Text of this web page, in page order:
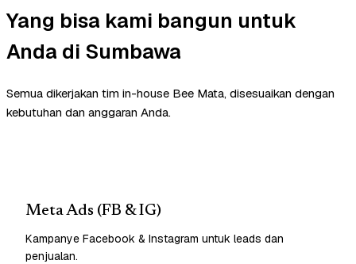
Yang bisa kami bangun untuk
Anda di Sumbawa
Semua dikerjakan tim in-house Bee Mata, disesuaikan dengan
kebutuhan dan anggaran Anda.
Meta Ads (FB & IG)
Kampanye Facebook & Instagram untuk leads dan
penjualan.